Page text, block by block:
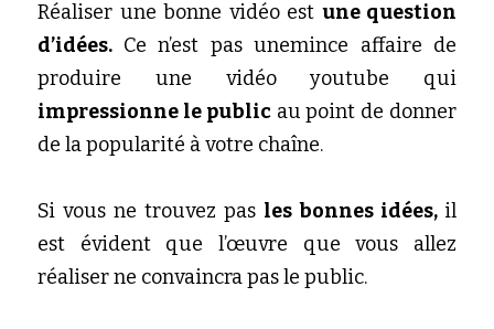
Réaliser une bonne vidéo est une question
d’idées. Ce n’est pas unemince affaire de
produire une vidéo youtube qui
impressionne le public au point de donner
de la popularité à votre chaîne.
Si vous ne trouvez pas les bonnes idées, il
est évident que l’œuvre que vous allez
réaliser ne convaincra pas le public.